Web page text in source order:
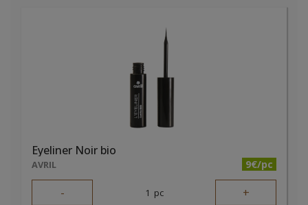
Eyeliner Noir bio
AVRIL 9€/pc
- 1 pc +